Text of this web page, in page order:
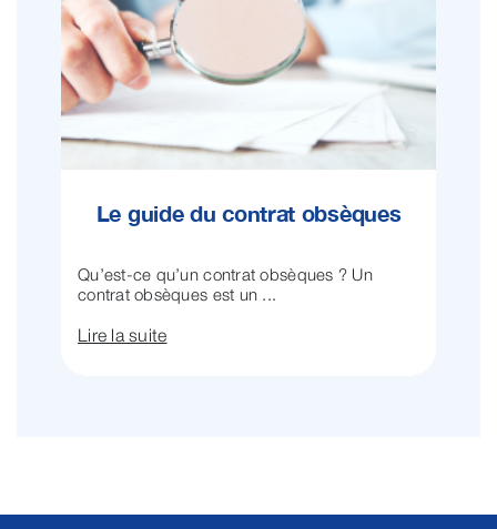
Le guide du contrat obsèques
Qu’est-ce qu’un contrat obsèques ? Un
contrat obsèques est un ...
Lire la suite